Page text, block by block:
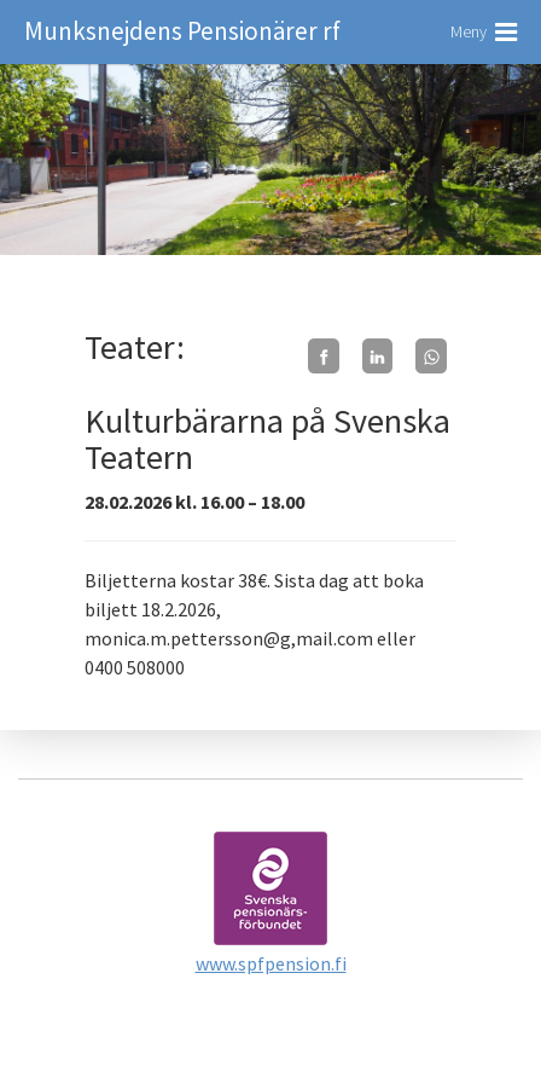
Munksnejdens Pensionärer rf Meny
Teater:
Kulturbärarna på Svenska
Teatern
28.02.2026 kl. 16.00 – 18.00
Biljetterna kostar 38€. Sista dag att boka
biljett 18.2.2026,
monica.m.pettersson@g,mail.com eller
0400 508000
www.spfpension.fi